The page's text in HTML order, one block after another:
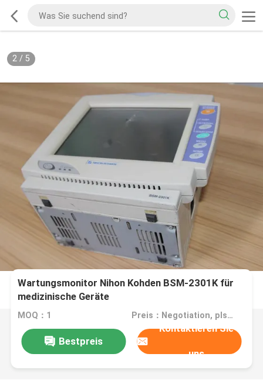
2/ 5
Wartungsmonitor Nihon Kohden BSM-2301K für
medizinische Geräte
MOQ：1 Preis：Negotiation, pls contact me
Bestpreis
Kontaktieren Sie
uns